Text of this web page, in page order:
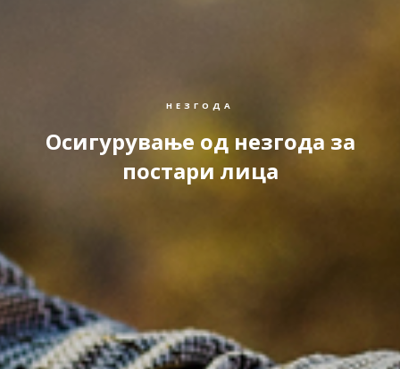
НЕЗГОДА
Осигурување од незгода за
постари лица